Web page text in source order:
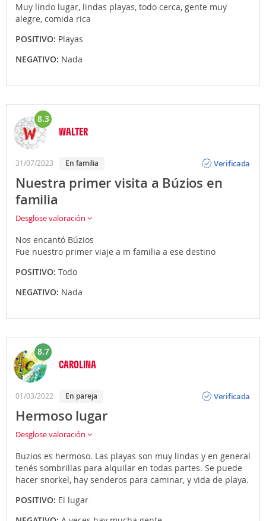
Muy lindo lugar, lindas playas, todo cerca, gente muy
alegre, comida rica
POSITIVO: Playas
NEGATIVO: Nada
8.3
WALTER
31/07/2023 En familia
Verificada
Nuestra primer visita a Búzios en
familia
Desglose valoración
Nos encantó Búzios
Fue nuestro primer viaje a m familia a ese destino
POSITIVO: Todo
NEGATIVO: Nada
8.7
CAROLINA
01/03/2022 En pareja
Verificada
Hermoso lugar
Desglose valoración
Buzios es hermoso. Las playas son muy lindas y en general
tenés sombrillas para alquilar en todas partes. Se puede
hacer snorkel, hay senderos para caminar, y vida de playa.
POSITIVO: El lugar